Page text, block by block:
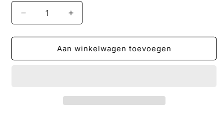
Aantal
verlagen
voor
Volkswagens
-
Aantal
verhogen
voor
Volkswagens
-
Aan winkelwagen toevoegen